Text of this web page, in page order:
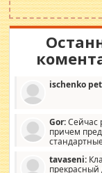
ischenko
Gor:Сейчас
причем
стандартные
со вкусом все в
tavaseni:
прекрасный